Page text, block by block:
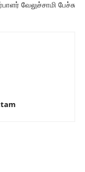
வேலுச்சாமி பேச்சு